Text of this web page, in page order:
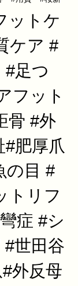
ットケ
ケア #
#足つ
フット
骨 #外
#肥厚爪
の目 #
トリフ
症 #シ
世田谷
外反母